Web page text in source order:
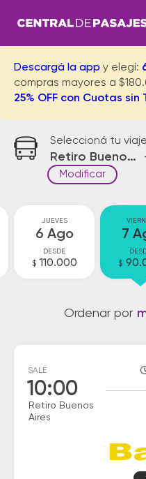
Descargá la app y elegí:
compras mayores a
25% OFF con Cuotas sin
Seleccioná tu
Retiro Buenos Aires
Modificar
JUEVES
6 Ago
DESDE
$ 110.000
7
$
Ordenar por
SALE
10:00
Retiro Buenos
Aires